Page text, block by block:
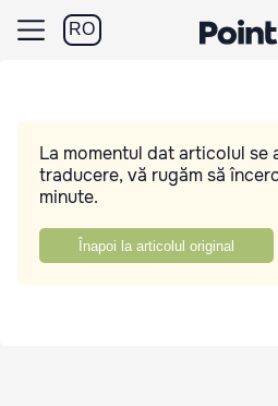
RO
La momentul dat articolul se
traducere, vă rugăm să
minute.
Înapoi la articolul original